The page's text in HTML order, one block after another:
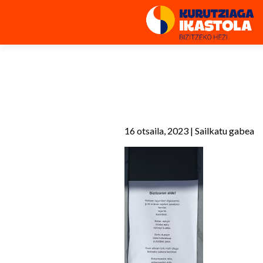
16 otsaila, 2023 | Sailkatu gabea